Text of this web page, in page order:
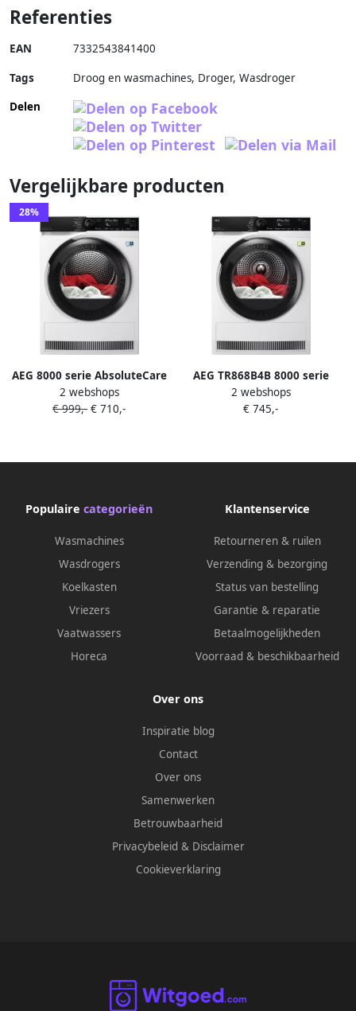
Referenties
EAN 7332543841400
Tags
Droog en wasmachines, Droger, Wasdroger
Delen
Vergelijkbare producten
28%
AEG 8000 serie AbsoluteCare
Warmtepomp Droger 8 kg
TR86CBC86
2 webshops
€ 999,- € 710,-
AEG TR868B4B 8000 serie
AbsoluteCare Wasdroger
warmtepomp 10% zuinger
2 webshops
€ 745,-
Populaire categorieën
Wasmachines
Wasdrogers
Koelkasten
Vriezers
Vaatwassers
Horeca
Klantenservice
Retourneren & ruilen
Verzending & bezorging
Status van bestelling
Garantie & reparatie
Betaalmogelijkheden
Voorraad & beschikbaarheid
Over ons
Inspiratie blog
Contact
Over ons
Samenwerken
Betrouwbaarheid
Privacybeleid & Disclaimer
Cookieverklaring